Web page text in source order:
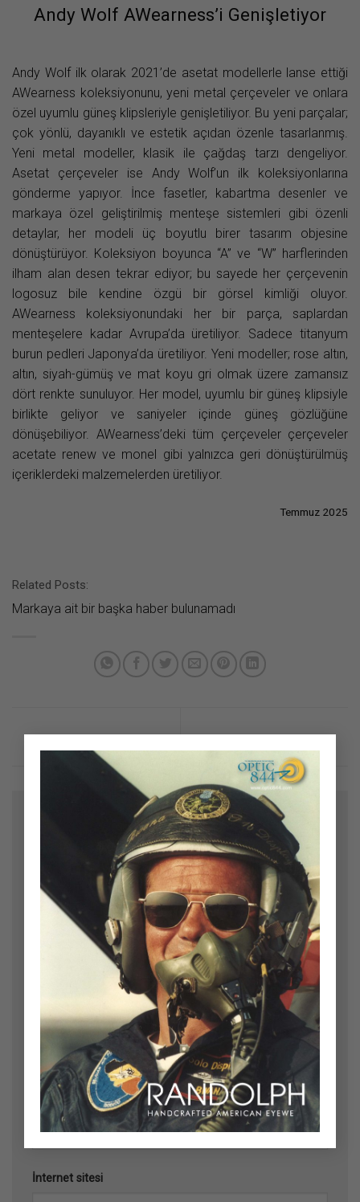
×
Andy Wolf AWearness’i Genişletiyor
Andy Wolf ilk olarak 2021’de asetat modellerle lanse ettiği
AWearness koleksiyonunu, yeni metal çerçeveler ve onlara
özel uyumlu güneş klipsleriyle genişletiliyor. Bu yeni parçalar;
çok yönlü, dayanıklı ve estetik açıdan özenle tasarlanmış.
Yeni metal modeller, klasik ile çağdaş tarzı dengeliyor.
Asetat çerçeveler ise Andy Wolf’un ilk koleksiyonlarına
gönderme yapıyor. İnce fasetler, kabartma desenler ve
markaya özel geliştirilmiş menteşe sistemleri gibi özenli
detaylar, her modeli üç boyutlu birer tasarım objesine
dönüştürüyor. Koleksiyon boyunca “A” ve “W” harflerinden
ilham alan desen tekrar ediyor; bu sayede her çerçevenin
logosuz bile kendine özgü bir görsel kimliği oluyor.
AWearness koleksiyonundaki her bir parça, saplardan
menteşelere kadar Avrupa’da üretiliyor. Sadece titanyum
burun pedleri Japonya’da üretiliyor. Yeni modeller; rose altın,
altın, siyah-gümüş ve mat koyu gri olmak üzere zamansız
dört renkte sunuluyor. Her model, uyumlu bir güneş klipsiyle
birlikte geliyor ve saniyeler içinde güneş gözlüğüne
dönüşebiliyor. AWearness’deki tüm çerçeveler çerçeveler
acetate renew ve monel gibi yalnızca geri dönüştürülmüş
içeriklerdeki malzemelerden üretiliyor.
Temmuz 2025
Related Posts:
Markaya ait bir başka haber bulunamadı
E-posta adresiniz yayınlanmayacak. Gerekli alanlar
ile işaretlenmişlerdir
Yorum
Ad*
E-posta*
İnternet sitesi